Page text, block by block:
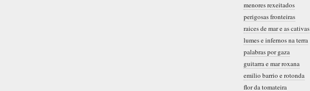
menores rexeitados
perigosas fronteiras
raices de mar e as cativas
lumes e infernos na terra
palabras por gaza
guitarra e mar roxana
emilio barrio e rotonda
flor da tomateira